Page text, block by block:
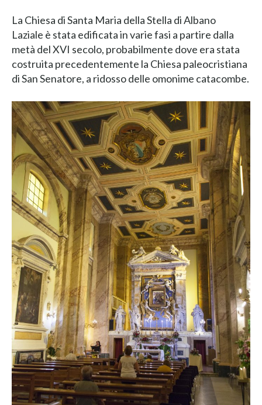
La Chiesa di Santa Maria della Stella di Albano
Laziale è stata edificata in varie fasi a partire dalla
metà del XVI secolo, probabilmente dove era stata
costruita precedentemente la Chiesa paleocristiana
di San Senatore, a ridosso delle omonime catacombe.